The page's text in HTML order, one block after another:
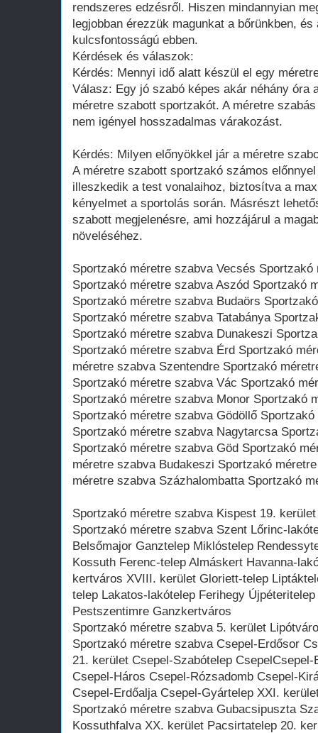
rendszeres edzésről. Hiszen mindannyian
legjobban érezzük magunkat a bőrünkben,
kulcsfontosságú ebben.
Kérdések és válaszok:
Kérdés: Mennyi idő alatt készül el egy
Válasz: Egy jó szabó képes akár néhány óra
méretre szabott sportzakót. A méretre
nem igényel hosszadalmas várakozást.
Kérdés: Milyen előnyökkel jár a méretre
A méretre szabott sportzakó számos
illeszkedik a test vonalaihoz, biztosítva a
kényelmet a sportolás során. Másrészt
szabott megjelenésre, ami hozzájárul a
növeléséhez.
Sportzakó méretre szabva Vecsés
Sportzakó méretre szabva Aszód Sportzakó
Sportzakó méretre szabva Budaörs
Sportzakó méretre szabva Tatabánya
Sportzakó méretre szabva Dunakeszi
Sportzakó méretre szabva Érd Sportzakó
méretre szabva Szentendre Sportzakó
Sportzakó méretre szabva Vác Sportzakó
Sportzakó méretre szabva Monor Sportzakó
Sportzakó méretre szabva Gödöllő
Sportzakó méretre szabva Nagytarcsa
Sportzakó méretre szabva Göd Sportzakó
méretre szabva Budakeszi Sportzakó
méretre szabva Százhalombatta Sportzakó
Sportzakó méretre szabva Kispest 19.
Sportzakó méretre szabva Szent Lőrinc-
Belsőmajor Ganztelep Miklóstelep
Kossuth Ferenc-telep Almáskert Havanna-
kertváros XVIII. kerület Gloriett-telep
telep Lakatos-lakótelep Ferihegy
Pestszentimre Ganzkertváros
Sportzakó méretre szabva 5. kerület
Sportzakó méretre szabva Csepel-Erdősor
21. kerület Csepel-Szabótelep
Csepel-Háros Csepel-Rózsadomb Csepel-
Csepel-Erdőalja Csepel-Gyártelep XXI.
Sportzakó méretre szabva Gubacsipuszta
Kossuthfalva XX. kerület Pacsirtatelep 20.